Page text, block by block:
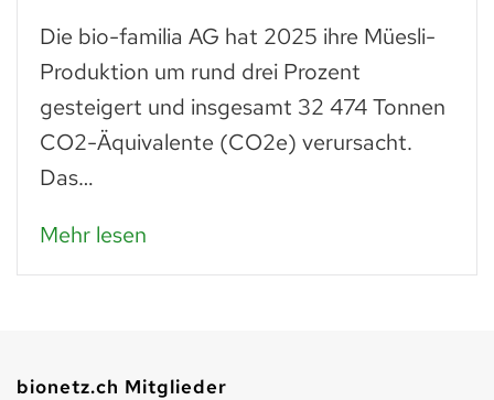
Die bio-familia AG hat 2025 ihre Müesli-
Produktion um rund drei Prozent
gesteigert und insgesamt 32 474 Tonnen
CO2-Äquivalente (CO2e) verursacht.
Das…
Mehr lesen
bionetz.ch Mitglieder